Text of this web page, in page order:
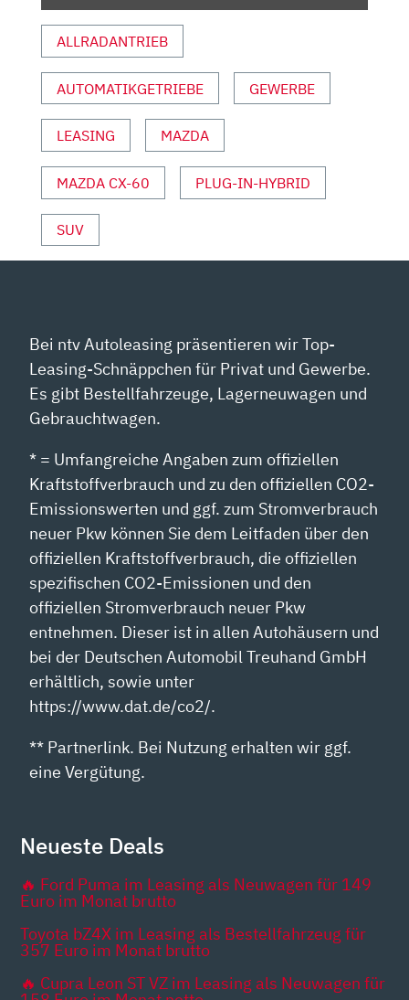
LOOK
SITZPROBE
MIT
GÖTZE“
VON
YOUTUBE
ANZEIGEN
ALLRADANTRIEB
AUTOMATIKGETRIEBE GEWERBE
LEASING MAZDA
MAZDA CX-60 PLUG-IN-HYBRID
SUV
Bei ntv Autoleasing präsentieren wir Top-
Leasing-Schnäppchen für Privat und Gewerbe.
Es gibt Bestellfahrzeuge, Lagerneuwagen und
Gebrauchtwagen.
* = Umfangreiche Angaben zum offiziellen
Kraftstoffverbrauch und zu den offiziellen CO2-
Emissionswerten und ggf. zum Stromverbrauch
neuer Pkw können Sie dem Leitfaden über den
offiziellen Kraftstoffverbrauch, die offiziellen
spezifischen CO2-Emissionen und den
offiziellen Stromverbrauch neuer Pkw
entnehmen. Dieser ist in allen Autohäusern und
bei der Deutschen Automobil Treuhand GmbH
erhältlich, sowie unter
https://www.dat.de/co2/.
** Partnerlink. Bei Nutzung erhalten wir ggf.
eine Vergütung.
Neueste Deals
🔥 Ford Puma im Leasing als Neuwagen für 149
Euro im Monat brutto
Toyota bZ4X im Leasing als Bestellfahrzeug für
357 Euro im Monat brutto
🔥 Cupra Leon ST VZ im Leasing als Neuwagen für